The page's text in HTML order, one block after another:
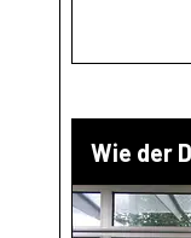
Wie der